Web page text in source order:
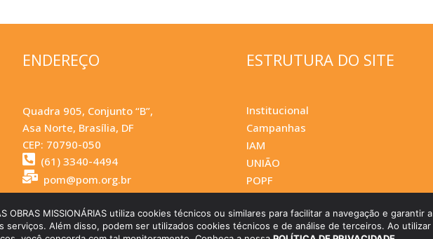
ENDEREÇO
Quadra 905, Conjunto “B”,
Asa Norte, Brasília, DF
CEP: 70790-050
(61) 3340-4494
pom@pom.org.br
OBRAS MISSIONÁRIAS utiliza cookies técnicos ou similares para facilitar a navegação e garantir a
serviços. Além disso, podem ser utilizados cookies técnicos e de análise de terceiros. Ao utilizar
ESTRUTURA DO SITE
Institucional
Campanhas
IAM
UNIÃO
POPF